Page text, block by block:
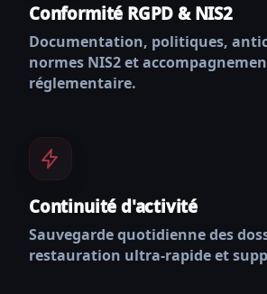
Conformité RGPD & NIS2
Documentation, politiques,
normes NIS2 et
réglementaire.
Continuité d'activité
Sauvegarde quotidienne des
restauration ultra-rapide et